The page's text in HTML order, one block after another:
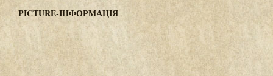
PICTURE-IНФОРМАЦIЯ